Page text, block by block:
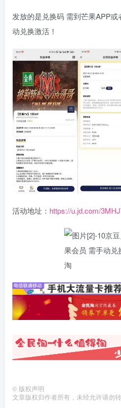
发放的是兑换码 需到芒果APP
动兑换激活！
活动地址： https://u.jd.com/
© 版权声明
文章版权归作者所有，未经允许请勿转